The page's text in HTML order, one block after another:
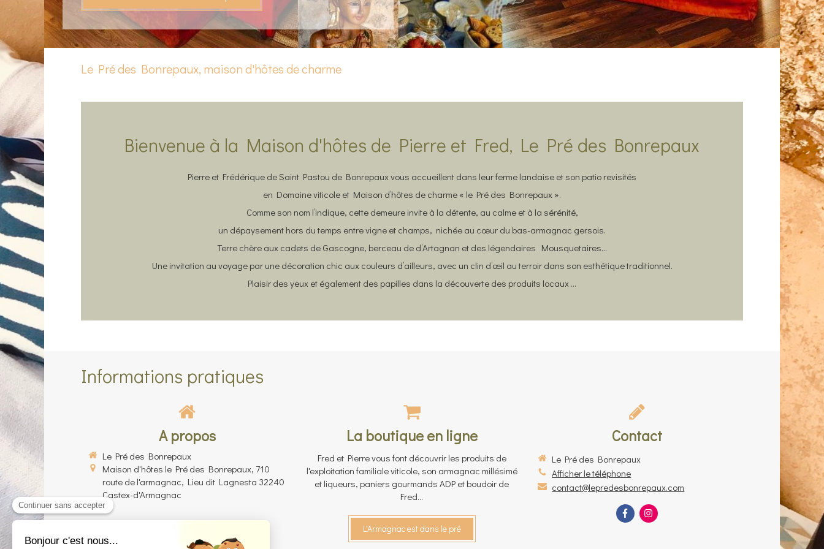
Le Pré des Bonrepaux, maison d'hôtes de charme
Bienvenue à la Maison d'hôtes de Pierre et Fred, Le Pré des Bonrepaux
Pierre et Frédérique de Saint Pastou de Bonrepaux vous accueillent dans leur ferme landaise et son patio revisités
en Domaine viticole et Maison d’hôtes de charme « le Pré des Bonrepaux ».
Comme son nom l’indique, cette demeure invite à la détente, au calme et à la sérénité,
un dépaysement hors du temps entre vigne et champs, nichée au cœur du bas-armagnac gersois.
Terre chère aux cadets de Gascogne, berceau de d’Artagnan et des légendaires Mousquetaires…
Une invitation au voyage par une décoration chic aux couleurs d’ailleurs, avec un clin d’œil au terroir dans son esthétique traditionnel.
Plaisir des yeux et également des papilles dans la découverte des produits locaux …
Informations pratiques
A propos
Le Pré des Bonrepaux
Maison d'hôtes le Pré des Bonrepaux, 710
route de l'armagnac, Lieu dit Lagnesta 32240
Castex-d'Armagnac
La boutique en ligne
Fred et Pierre vous font découvrir les produits de
l'exploitation familiale viticole, son armagnac millésimé
et liqueurs, paniers gourmands ADP et boudoir de
Fred...
L'Armagnac est dans le pré
Contact
Le Pré des Bonrepaux
Afficher le téléphone
contact@lepredesbonrepaux.com